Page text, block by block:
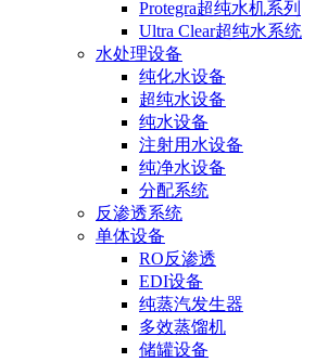
Protegra超纯水机系列
Ultra Clear超纯水系统
水处理设备
纯化水设备
超纯水设备
纯水设备
注射用水设备
纯净水设备
分配系统
反渗透系统
单体设备
RO反渗透
EDI设备
纯蒸汽发生器
多效蒸馏机
储罐设备